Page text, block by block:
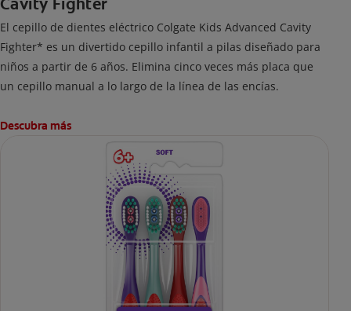
Cavity Fighter
El cepillo de dientes eléctrico Colgate Kids Advanced Cavity
Fighter* es un divertido cepillo infantil a pilas diseñado para
niños a partir de 6 años. Elimina cinco veces más placa que
un cepillo manual a lo largo de la línea de las encías.
Descubra más